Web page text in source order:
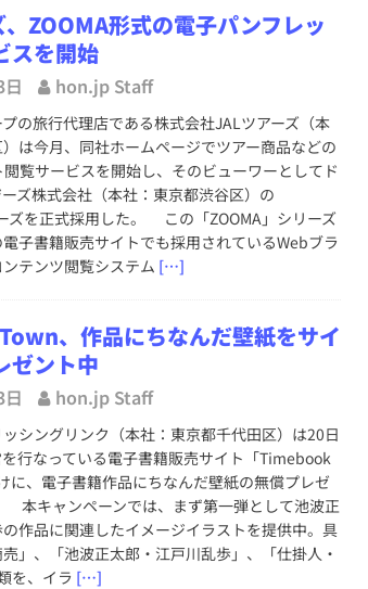
ZOOMA形式の電子パンフレッ
スを開始
hon.jp Staff
の旅行代理店である株式会社JALツアーズ（本
は今月、同社ホームページでツアー商品などの
覧サービスを開始し、そのビューワーとしてド
ズ株式会社（本社：東京都渋谷区）の
ーズを正式採用した。 この「ZOOMA」シリーズ
子書籍販売サイトでも採用されているWebブラ
テンツ閲覧システム […]
、作品にちなんだ壁紙をサイ
ゼント中
hon.jp Staff
シングリンク（本社：東京都千代田区）は20日
行なっている電子書籍販売サイト「Timebook
に、電子書籍作品にちなんだ壁紙の無償プレゼ
本キャンペーンでは、まず第一弾として池波正
作品に関連したイメージイラストを提供中。具
」、「池波正太郎・江戸川乱歩」、「仕掛人・
を、イラ […]